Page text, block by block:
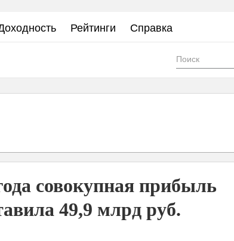
Рейтинги Справка
Форма
поиска
совокупная прибыль
49,9 млрд руб.